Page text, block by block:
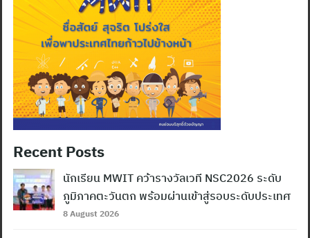
Recent Posts
นักเรียน MWIT คว้ารางวัลเวที NSC2026 ระดับ
ภูมิภาคตะวันตก พร้อมผ่านเข้าสู่รอบระดับประเทศ
8 August 2026